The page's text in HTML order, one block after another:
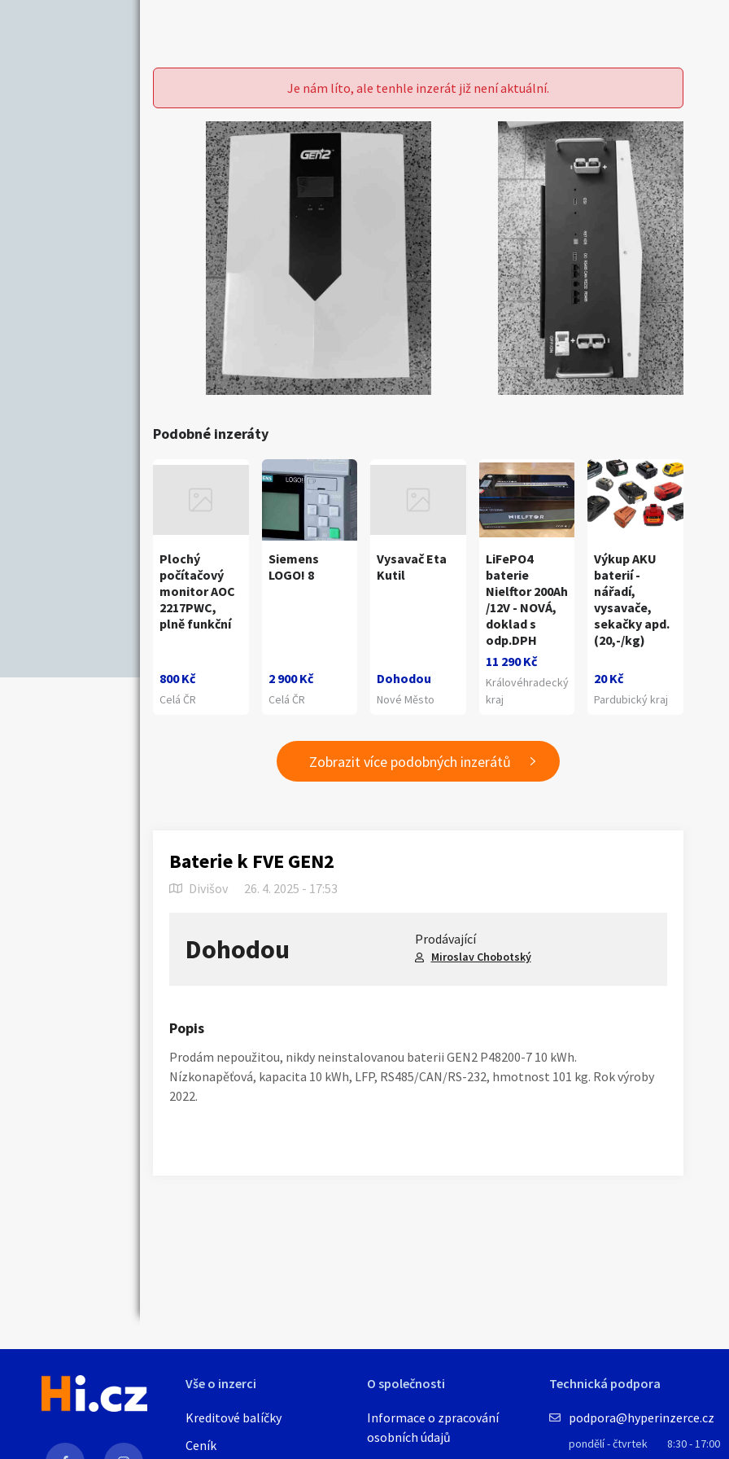
Je nám líto, ale tenhle inzerát již není aktuální.
Náhledy 1/ 2
Podobné inzeráty
Plochý
počítačový
monitor AOC
2217PWC,
plně funkční
800 Kč
Celá ČR
Siemens
LOGO! 8
2 900 Kč
Celá ČR
Vysavač Eta
Kutil
Dohodou
Nové Město
LiFePO4
baterie
Nielftor 200Ah
/12V - NOVÁ,
doklad s
odp.DPH
11 290 Kč
Královéhradecký
kraj
Výkup AKU
baterií -
nářadí,
vysavače,
sekačky apd.
(20,-/kg)
20 Kč
Pardubický kraj
Zobrazit více podobných inzerátů
Baterie k FVE GEN2
Divišov 26. 4. 2025 - 17:53
Dohodou Prodávající
Miroslav Chobotský
Popis
Prodám nepoužitou, nikdy neinstalovanou baterii GEN2 P48200-7 10 kWh.
Nízkonapěťová, kapacita 10 kWh, LFP, RS485/CAN/RS-232, hmotnost 101 kg. Rok výroby
2022.
Vše o inzerci
Kreditové balíčky
Ceník
O společnosti
Informace o zpracování
osobních údajů
Technická podpora
podpora@hyperinzerce.cz
pondělí - čtvrtek 8:30 - 17:00